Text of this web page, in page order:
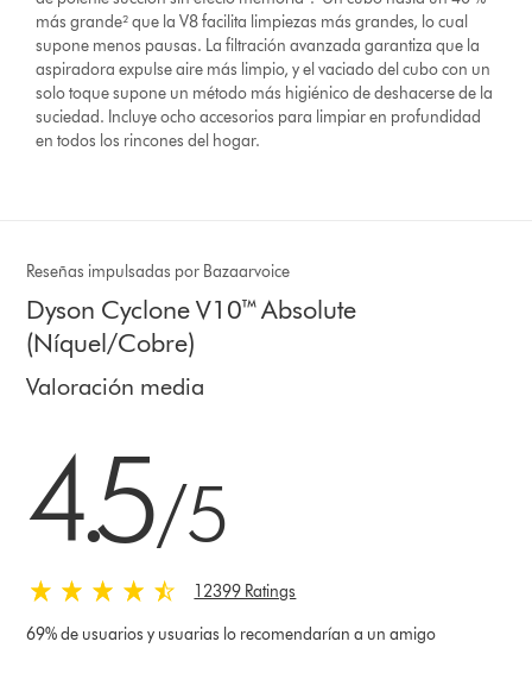
más grande² que la V8 facilita limpiezas más grandes, lo cual
supone menos pausas. La filtración avanzada garantiza que la
aspiradora expulse aire más limpio, y el vaciado del cubo con un
solo toque supone un método más higiénico de deshacerse de la
suciedad. Incluye ocho accesorios para limpiar en profundidad
en todos los rincones del hogar.
Reseñas impulsadas por Bazaarvoice
Dyson Cyclone V10™ Absolute
(Níquel/Cobre)
Valoración media
4.5/5
12399 Ratings
69% de usuarios y usuarias lo recomendarían a un amigo